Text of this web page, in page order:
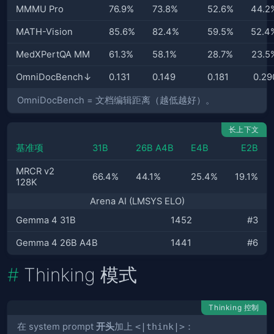
MMMU Pro 76.9% 73.8% 52.6%
MATH-Vision 85.6% 82.4% 59.5%
MedXPertQA MM 61.3% 58.1% 28.7%
OmniDocBench↓ 0.131 0.149 0.181
OmniDocBench = 文档编辑距离（越低越好）。
长上下文
基准项 31B 26B A4B E4B E2B
MRCR v2
128K
66.4% 44.1% 25.4% 19.1%
Arena AI (LMSYS ELO)
Gemma 4 31B
1452 #3
Gemma 4 26B A4B 1441 #6
Thinking 模式
Thinking 控制
在 system prompt 开头加上 <|think|> ：